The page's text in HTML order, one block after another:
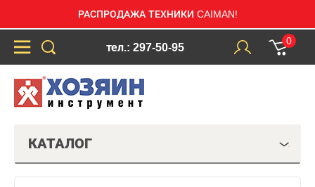
РАСПРОДАЖА ТЕХНИКИ CAIMAN!
тел.: 297-50-95
0
КАТАЛОГ